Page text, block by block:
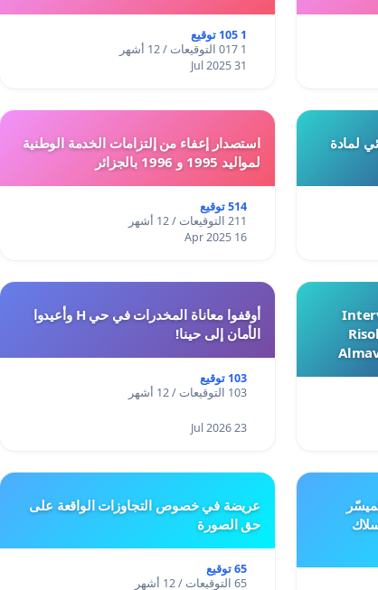
1 105 توقيع
1 017 التوقيعات / 12 أشهر
31 Jul 2025
لمادة
استصدار إعفاء من إلتزامات الخدمة الوطنية
لمواليد 1995 و 1996 بالجزائر
514 توقيع
211 التوقيعات / 12 أشهر
16 Apr 2025
أوقفوا معاناة المخدرات في حي H وأعيدوا
الأمان إلى حينا!
103 توقيع
103 التوقيعات / 12 أشهر
23 Jul 2026
عريضة في خصوص التجاوزات الواقعة على
حق الصورة
65 توقيع
65 التوقيعات / 12 أشهر